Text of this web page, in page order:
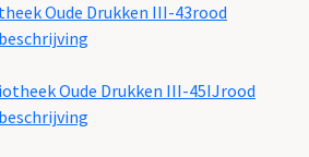
Oude Drukken III-43rood
Oude Drukken III-45IJrood